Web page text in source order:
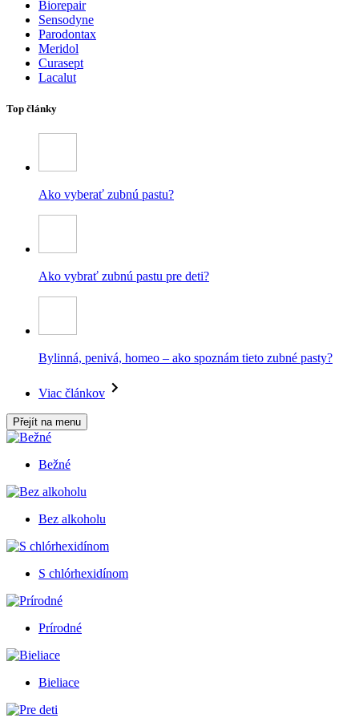
Biorepair
Sensodyne
Parodontax
Meridol
Curasept
Lacalut
Top články
Ako vyberať zubnú pastu?
Ako vybrať zubnú pastu pre deti?
Bylinná, penivá, homeo – ako spoznám tieto zubné pasty?
Viac článkov
Přejít na menu
Bežné
Bez alkoholu
S chlórhexidínom
Prírodné
Bieliace